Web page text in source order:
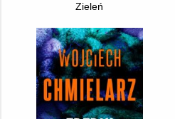
Zieleń